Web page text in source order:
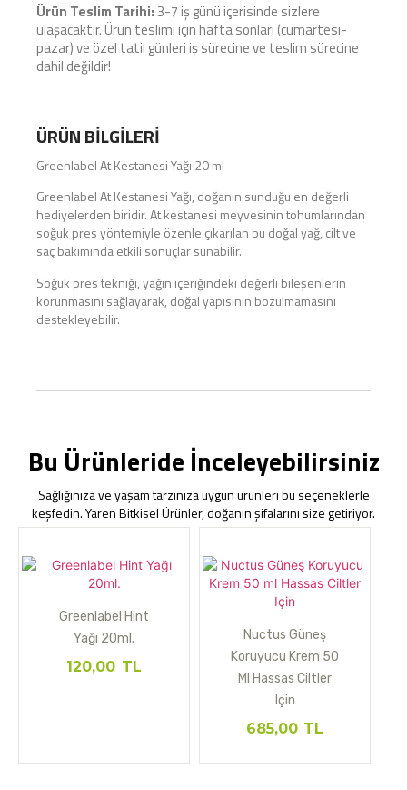
Ürün Teslim Tarihi:3-7 iş günü içerisinde sizlere
ulaşacaktır. Ürün teslimi için hafta sonları (cumartesi-
pazar) ve özel tatil günleri iş sürecine ve teslim sürecine
dahil değildir!
ÜRÜN BILGILERI
Greenlabel At Kestanesi Yağı 20 ml
Greenlabel At Kestanesi Yağı, doğanın sunduğu en değerli
hediyelerden biridir. At kestanesi meyvesinin tohumlarından
soğuk pres yöntemiyle özenle çıkarılan bu doğal yağ, cilt ve
saç bakımında etkili sonuçlar sunabilir.
Soğuk pres tekniği, yağın içeriğindeki değerli bileşenlerin
korunmasını sağlayarak, doğal yapısının bozulmamasını
destekleyebilir.
Bu Ürünleride İnceleyebilirsiniz
Sağlığınıza ve yaşam tarzınıza uygun ürünleri bu seçeneklerle
keşfedin. Yaren Bitkisel Ürünler, doğanın şifalarını size getiriyor.
Greenlabel Hint
Yağı 20ml.
120,00 TL
Nuctus Güneş
Koruyucu Krem 50
Ml Hassas Ciltler
Için
685,00TL